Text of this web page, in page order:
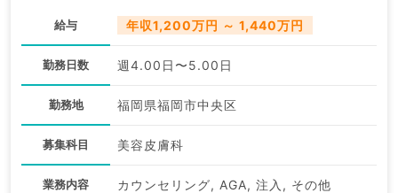
給与 年収1,200万円 ～ 1,440万円
勤務日数 週4.00日〜5.00日
勤務地 福岡県福岡市中央区
募集科目 美容皮膚科
業務内容 カウンセリング, AGA, 注入, その他